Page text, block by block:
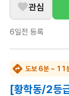
관심
6일전 등록
도보 6분 ~ 11
[황학동/2등